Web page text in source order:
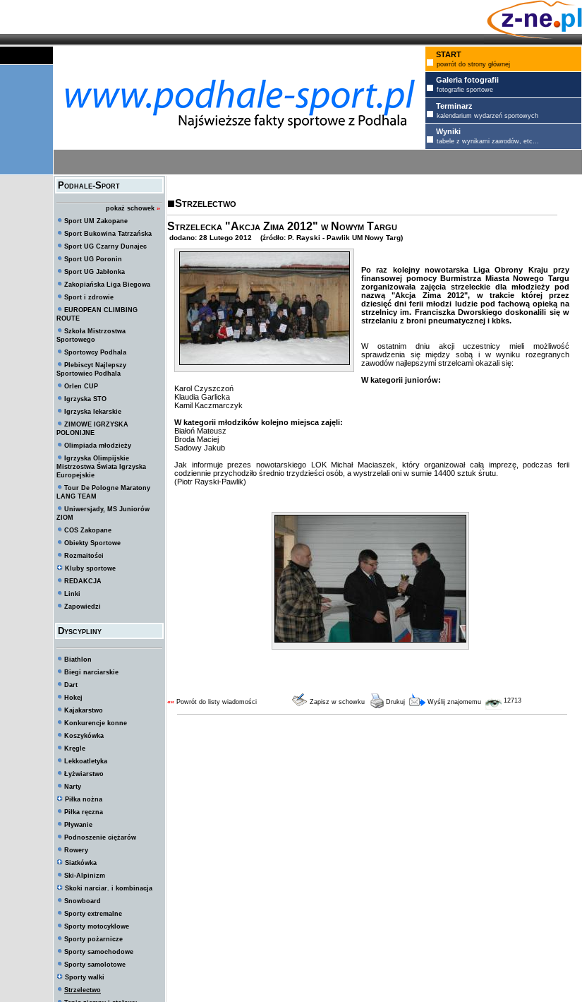
START
powrót do strony głównej
Galeria fotografii
fotografie sportowe
Terminarz
kalendarium wydarzeń sportowych
Wyniki
tabele z wynikami zawodów, etc...
Podhale-Sport
pokaż schowek »
Sport UM Zakopane
Sport Bukowina Tatrzańska
Sport UG Czarny Dunajec
Sport UG Poronin
Sport UG Jabłonka
Zakopiańska Liga Biegowa
Sport i zdrowie
EUROPEAN CLIMBING
ROUTE
Szkoła Mistrzostwa
Sportowego
Sportowcy Podhala
Plebiscyt Najlepszy
Sportowiec Podhala
Orlen CUP
Igrzyska STO
Igrzyska lekarskie
ZIMOWE IGRZYSKA
POLONIJNE
Olimpiada młodzieży
Igrzyska Olimpijskie
Mistrzostwa Świata Igrzyska
Europejskie
Tour De Pologne Maratony
LANG TEAM
Uniwersjady, MS Juniorów
ZIOM
COS Zakopane
Obiekty Sportowe
Rozmaitości
Kluby sportowe
REDAKCJA
Linki
Zapowiedzi
Dyscypliny
Biathlon
Biegi narciarskie
Dart
Hokej
Kajakarstwo
Konkurencje konne
Koszykówka
Kręgle
Lekkoatletyka
Łyżwiarstwo
Narty
Piłka nożna
Piłka ręczna
Pływanie
Podnoszenie ciężarów
Rowery
Siatkówka
Ski-Alpinizm
Skoki narciar. i kombinacja
Snowboard
Sporty extremalne
Sporty motocyklowe
Sporty pożarnicze
Sporty samochodowe
Sporty samolotowe
Sporty walki
Strzelectwo
Strzelectwo
Strzelecka "Akcja Zima 2012" w Nowym Targu
dodano: 28 Lutego 2012 (źródło: P. Rayski - Pawlik UM Nowy Targ)
Po raz kolejny nowotarska Liga Obrony Kraju przy
finansowej pomocy Burmistrza Miasta Nowego Targu
zorganizowała zajęcia strzeleckie dla młodzieży pod
nazwą "Akcja Zima 2012", w trakcie której przez
dziesięć dni ferii młodzi ludzie pod fachową opieką na
strzelnicy im. Franciszka Dworskiego doskonalili się w
strzelaniu z broni pneumatycznej i kbks.
W ostatnim dniu akcji uczestnicy mieli możliwość
sprawdzenia się między sobą i w wyniku rozegranych
zawodów najlepszymi strzelcami okazali się:
W kategorii juniorów:
Karol Czyszczoń
Klaudia Garlicka
Kamil Kaczmarczyk
W kategorii młodzików kolejno miejsca zajęli:
Białoń Mateusz
Broda Maciej
Sadowy Jakub
Jak informuje prezes nowotarskiego LOK Michał Maciaszek, który organizował całą imprezę, podczas ferii
codziennie przychodziło średnio trzydzieści osób, a wystrzelali oni w sumie 14400 sztuk śrutu.
(Piotr Rayski-Pawlik)
«« Powrót do listy wiadomości Zapisz w schowku Drukuj Wyślij znajomemu 12713